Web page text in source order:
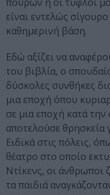
είναι εντελώς
καθημερινή βάση.
Εδώ αξίζει να
του βιβλία, ο
δύσκολες συνθήκες
μια εποχή όπου
σε μια εποχή κατά
αποτελούσε θρησκεία
Ειδικά στις πόλεις,
θέατρο στο οποίο
Ντίκενς, οι άνθρωποι
τα παιδιά